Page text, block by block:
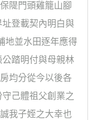
隄門頭雞籠山腳
登載契內明白與
地並水田逐年應得
踏明付與母親林
均分從今以後各
己體祖父創業之
我子姪之大幸也